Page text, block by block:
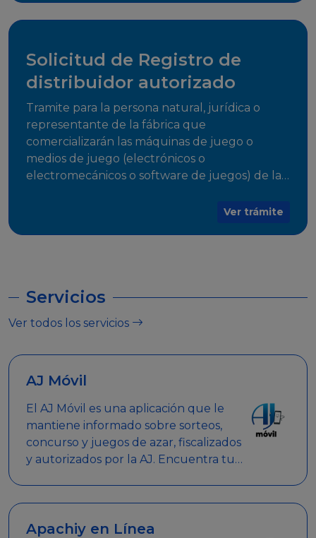
Solicitud de Registro de
distribuidor autorizado
Tramite para la persona natural, jurídica o
representante de la fábrica que
comercializarán las máquinas de juego o
medios de juego (electrónicos o
electromecánicos o software de juegos) de las
Ver trámite
Servicios
Ver todos los servicios
AJ Móvil
El AJ Móvil es una aplicación que le
mantiene informado sobre sorteos,
concurso y juegos de azar, fiscalizados
y autorizados por la AJ. Encuentra tus
clave.
Apachiy en Línea